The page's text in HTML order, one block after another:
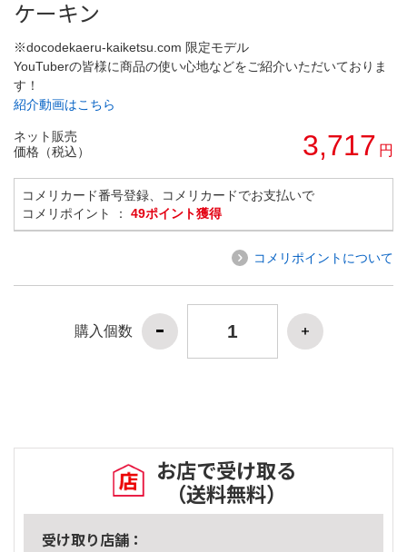
ケーキン
※docodekaeru-kaiketsu.com 限定モデル
YouTuberの皆様に商品の使い心地などをご紹介いただいておりま
す！
紹介動画はこちら
ネット販売
価格（税込）
3,717 円
コメリカード番号登録、コメリカードでお支払いで
コメリポイント ： 49ポイント獲得
コメリポイントについて
購入個数
お店で受け取る
（送料無料）
受け取り店舗：